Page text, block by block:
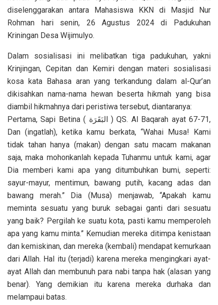
diselenggarakan antara Mahasiswa KKN di Masjid Nur
Rohman hari senin, 26 Agustus 2024 di Padukuhan
Kriningan Desa Wijimulyo.
Dalam sosialisasi ini melibatkan tiga padukuhan, yakni
Krinjingan, Cepitan dan Kemiri dengan materi sosialisasi
kosa kata Bahasa aran yang terkandung dalam al-Qur’an
dikisahkan nama-nama hewan beserta hikmah yang bisa
diambil hikmahnya dari peristiwa tersebut, diantaranya:
Pertama, Sapi Betina ( البَقَرَة ) QS. Al Baqarah ayat 67-71,
Dan (ingatlah), ketika kamu berkata, “Wahai Musa! Kami
tidak tahan hanya (makan) dengan satu macam makanan
saja, maka mohonkanlah kepada Tuhanmu untuk kami, agar
Dia memberi kami apa yang ditumbuhkan bumi, seperti:
sayur-mayur, mentimun, bawang putih, kacang adas dan
bawang merah.” Dia (Musa) menjawab, “Apakah kamu
meminta sesuatu yang buruk sebagai ganti dari sesuatu
yang baik? Pergilah ke suatu kota, pasti kamu memperoleh
apa yang kamu minta.” Kemudian mereka ditimpa kenistaan
dan kemiskinan, dan mereka (kembali) mendapat kemurkaan
dari Allah. Hal itu (terjadi) karena mereka mengingkari ayat-
ayat Allah dan membunuh para nabi tanpa hak (alasan yang
benar). Yang demikian itu karena mereka durhaka dan
melampaui batas.